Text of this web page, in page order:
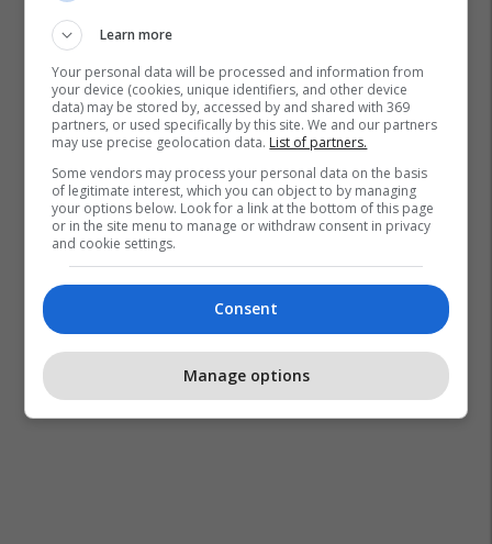
Learn more
Your personal data will be processed and information from
your device (cookies, unique identifiers, and other device
data) may be stored by, accessed by and shared with 369
partners, or used specifically by this site. We and our partners
may use precise geolocation data. List of partners.
Some vendors may process your personal data on the basis
of legitimate interest, which you can object to by managing
your options below. Look for a link at the bottom of this page
or in the site menu to manage or withdraw consent in privacy
and cookie settings.
Consent
Manage options